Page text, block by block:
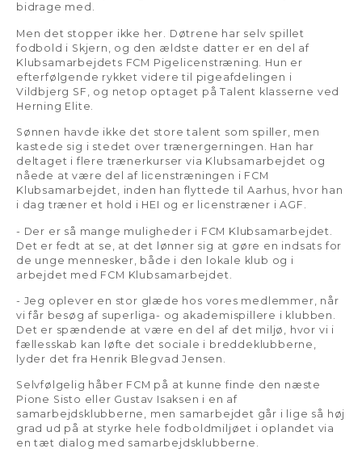
bidrage med.
Men det stopper ikke her. Døtrene har selv spillet
fodbold i Skjern, og den ældste datter er en del af
Klubsamarbejdets FCM Pigelicenstræning. Hun er
efterfølgende rykket videre til pigeafdelingen i
Vildbjerg SF, og netop optaget på Talent klasserne ved
Herning Elite.
Sønnen havde ikke det store talent som spiller, men
kastede sig i stedet over trænergerningen. Han har
deltaget i flere trænerkurser via Klubsamarbejdet og
nåede at være del af licenstræningen i FCM
Klubsamarbejdet, inden han flyttede til Aarhus, hvor han
i dag træner et hold i HEI og er licenstræner i AGF.
- Der er så mange muligheder i FCM Klubsamarbejdet.
Det er fedt at se, at det lønner sig at gøre en indsats for
de unge mennesker, både i den lokale klub og i
arbejdet med FCM Klubsamarbejdet.
- Jeg oplever en stor glæde hos vores medlemmer, når
vi får besøg af superliga- og akademispillere i klubben.
Det er spændende at være en del af det miljø, hvor vi i
fællesskab kan løfte det sociale i breddeklubberne,
lyder det fra Henrik Blegvad Jensen.
Selvfølgelig håber FCM på at kunne finde den næste
Pione Sisto eller Gustav Isaksen i en af
samarbejdsklubberne, men samarbejdet går i lige så høj
grad ud på at styrke hele fodboldmiljøet i oplandet via
en tæt dialog med samarbejdsklubberne.